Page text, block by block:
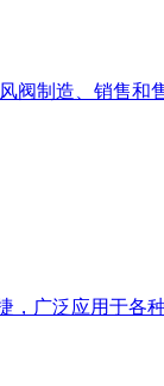
阀制造、销售和
广泛应用于各种